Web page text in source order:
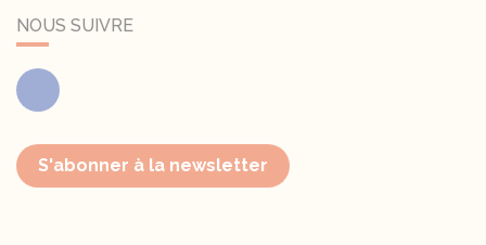
NOUS SUIVRE
Facebook
S'abonner à la newsletter